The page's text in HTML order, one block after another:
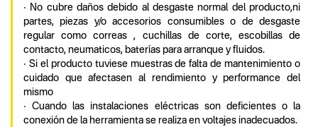
• No cubre daños debido al desgaste normal del producto,ni
partes, piezas y/o accesorios consumibles o de desgaste
regular como correas , cuchillas de corte, escobillas de
contacto, neumaticos, baterías para arranque y fluidos.
• Si el producto tuviese muestras de falta de mantenimiento o
cuidado que afectasen al rendimiento y performance del
mismo
• Cuando las instalaciones eléctricas son deficientes o la
conexión de la herramienta se realiza en voltajes inadecuados.